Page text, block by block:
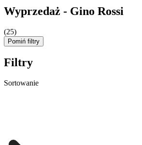
Wyprzedaż - Gino Rossi
(25)
Pomiń filtry
Filtry
Sortowanie